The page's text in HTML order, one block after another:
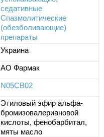
седативные
Спазмолитические
(обезболивающие)
препараты
Украина
АО Фармак
N05CB02
Этиловый эфир альфа-
бромизовалериановой
кислоты, фенобарбитал,
мяты масло